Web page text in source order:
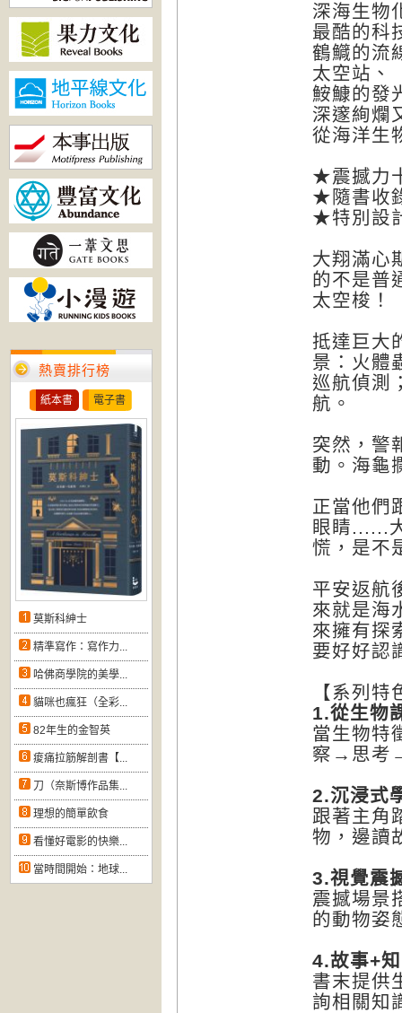
熱賣排行榜
紙本書 電子書
莫斯科紳士
精準寫作：寫作力...
哈佛商學院的美學...
貓咪也瘋狂（全彩...
82年生的金智英
痠痛拉筋解剖書【...
刀（奈斯博作品集...
理想的簡單飲食
看懂好電影的快樂...
當時間開始：地球...
深海生物
最酷的科
鶴鱵的流
太空站、
鮟鱇的發
深邃絢爛
從海洋生
★震撼力
★隨書收
★特別設
大翔滿心
的不是普
太空梭！
抵達巨大
景：火體
巡航偵測
航。
突然，警
動。海龜
正當他們
眼睛......
慌，是不
平安返航
來就是海
來擁有探
要好好認
【系列特
1.從生物
當生物特
察→思考
2.沉浸式
跟著主角
物，邊讀
3.視覺震
震撼場景
的動物姿
4.故事+
書末提供
詢相關知